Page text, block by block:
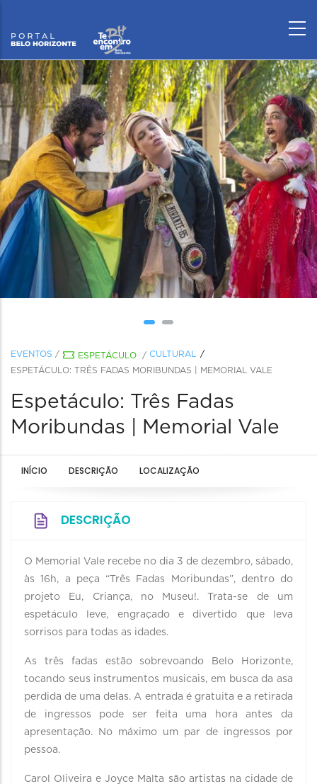
EVENTOS / ESPETÁCULO / CULTURAL
ESPETÁCULO: TRÊS FADAS MORIBUNDAS | MEMORIAL VALE
Espetáculo: Três Fadas
Moribundas | Memorial Vale
INÍCIO DESCRIÇÃO LOCALIZAÇÃO
DESCRIÇÃO
O Memorial Vale recebe no dia 3 de dezembro, sábado,
às 16h, a peça “Três Fadas Moribundas”, dentro do
projeto Eu, Criança, no Museu!. Trata-se de um
espetáculo leve, engraçado e divertido que leva
sorrisos para todas as idades.
As três fadas estão sobrevoando Belo Horizonte,
tocando seus instrumentos musicais, em busca da asa
perdida de uma delas. A entrada é gratuita e a retirada
de ingressos pode ser feita uma hora antes da
apresentação. No máximo um par de ingressos por
pessoa.
Carol Oliveira e Joyce Malta são artistas na cidade de